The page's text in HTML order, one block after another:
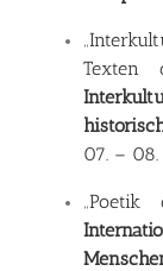
Texten
07. – 08.